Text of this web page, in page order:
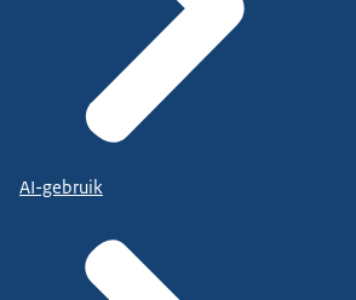
AI-gebruik